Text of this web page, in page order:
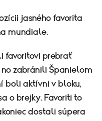
jasného favorita
mundiale.
favoritovi prebrať
zabránili Španielom
boli aktívni v bloku,
o brejky. Favoriti to
dostali súpera